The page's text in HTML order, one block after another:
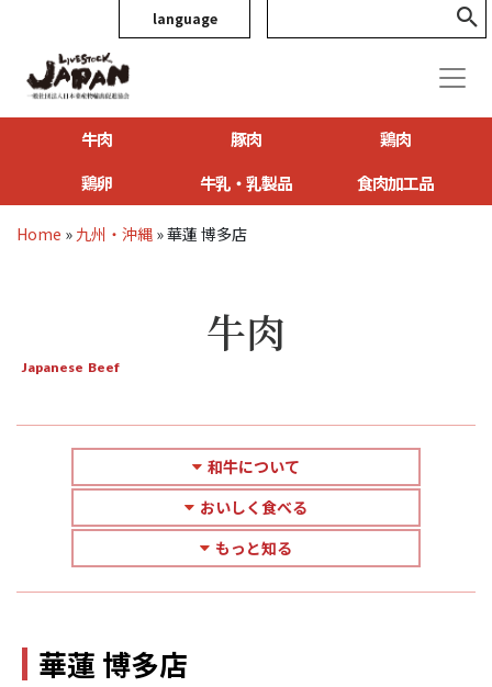
language
牛肉 豚肉
鶏肉
鶏卵
牛乳・乳製品 食肉加工品
Home » 九州・沖縄 »華蓮 博多店
牛肉
Japanese Beef
和牛について
おいしく食べる
もっと知る
華蓮 博多店